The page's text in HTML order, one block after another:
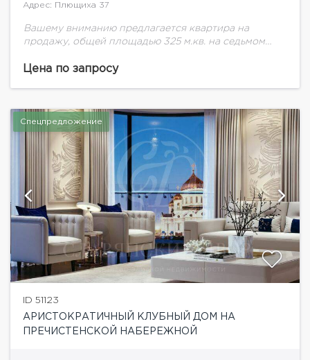
Адрес: Плющиха 37
Вашему вниманию предлагается квартира на
продажу, общей площадью 325 м.кв. на седьмом
представляет собой проект комплексной
Цена по запросу
Спецпредложение
ID 51123
АРИСТОКРАТИЧНЫЙ КЛУБНЫЙ ДОМ НА
ПРЕЧИСТЕНСКОЙ НАБЕРЕЖНОЙ